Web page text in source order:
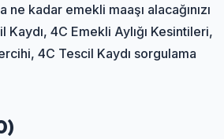
kadar emekli maaşı alacağınızı
4C Emekli Aylığı Kesintileri,
4C Tescil Kaydı sorgulama
)